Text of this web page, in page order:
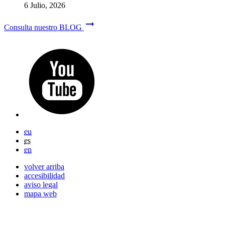
6 Julio, 2026
Consulta nuestro BLOG arrow_right_alt
eu
es
en
volver arriba
accesibilidad
aviso legal
mapa web